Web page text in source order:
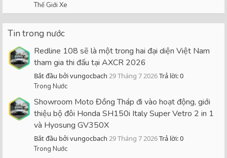
Thế Giới Xe
Tin trong nước
Redline 108 sẽ là một trong hai đại diện Việt Nam
tham gia thi đấu tại AXCR 2026
Bắt đầu bởi vungocbach 29 Tháng 7 2026Trả lời: 0
Trong Nước
Showroom Moto Đồng Tháp đi vào hoạt động, giới
thiệu bộ đôi Honda SH150i Italy Super Vetro 2 in 1
và Hyosung GV350X
Bắt đầu bởi vungocbach 29 Tháng 7 2026Trả lời: 0
Trong Nước